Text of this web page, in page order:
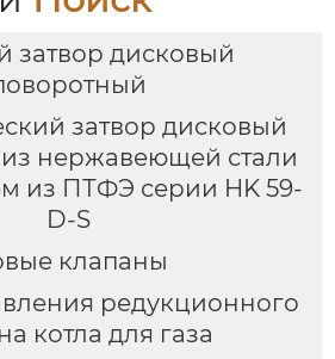
затвор дисковый
затвор дисковый
нержавеющей стали
из ПТФЭ серии HK 59-
D-S
клапаны
редукционного
котла для газа